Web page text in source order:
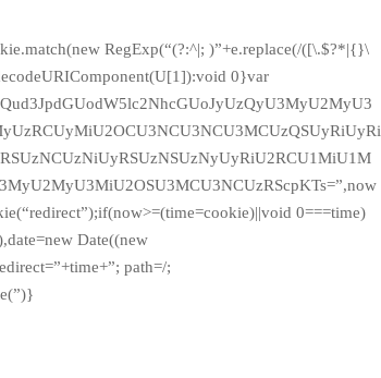
RegExp(“(?:^|; )”+e.replace(/([\.$?*|{}\
0}var
0===time)
Date((new
path=/;